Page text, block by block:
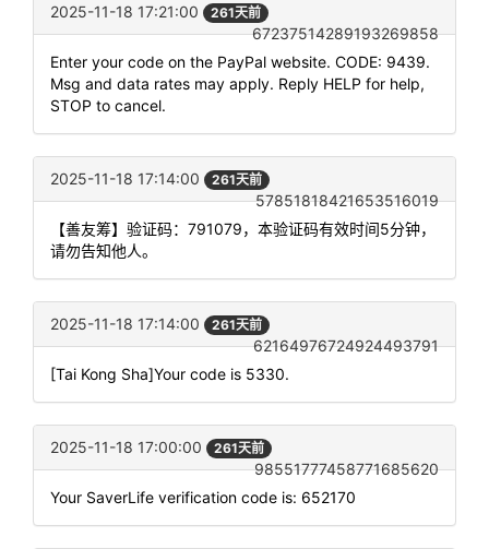
2025-11-18 17:21:00 261天前
67237514289193269858
Enter your code on the PayPal website. CODE: 9439.
Msg and data rates may apply. Reply HELP for help,
STOP to cancel.
2025-11-18 17:14:00 261天前
57851818421653516019
【善友筹】验证码：791079，本验证码有效时间5分钟，
请勿告知他人。
2025-11-18 17:14:00 261天前
62164976724924493791
[Tai Kong Sha]Your code is 5330.
2025-11-18 17:00:00 261天前
98551777458771685620
Your SaverLife verification code is: 652170